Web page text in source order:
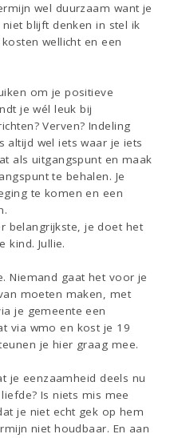
wel duurzaam want je
blijft denken in stel ik
wellicht en een
om je positieve
je wél leuk bij
Verven? Indeling
altijd wel iets waar je iets
als uitgangspunt en maak
te behalen. Je
te komen en een
belangrijkste, je doet het
kind. Jullie.
Niemand gaat het voor je
moeten maken, met
je gemeente een
via wmo en kost je 19
je hier graag mee.
je eenzaamheid deels nu
Is niets mis mee
je niet echt gek op hem
niet houdbaar. En aan